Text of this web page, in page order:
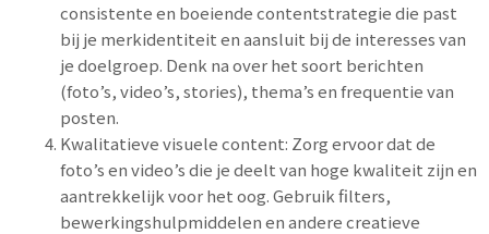
consistente en boeiende contentstrategie die past
bij je merkidentiteit en aansluit bij de interesses van
je doelgroep. Denk na over het soort berichten
(foto’s, video’s, stories), thema’s en frequentie van
posten.
Kwalitatieve visuele content: Zorg ervoor dat de
foto’s en video’s die je deelt van hoge kwaliteit zijn en
aantrekkelijk voor het oog. Gebruik filters,
bewerkingshulpmiddelen en andere creatieve